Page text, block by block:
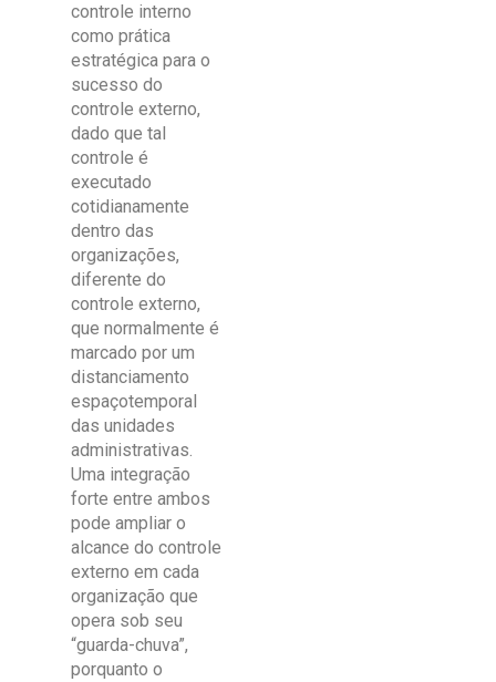
controle interno
como prática
estratégica para o
sucesso do
controle externo,
dado que tal
controle é
executado
cotidianamente
dentro das
organizações,
diferente do
controle externo,
que normalmente é
marcado por um
distanciamento
espaçotemporal
das unidades
administrativas.
Uma integração
forte entre ambos
pode ampliar o
alcance do controle
externo em cada
organização que
opera sob seu
“guarda-chuva”,
porquanto o